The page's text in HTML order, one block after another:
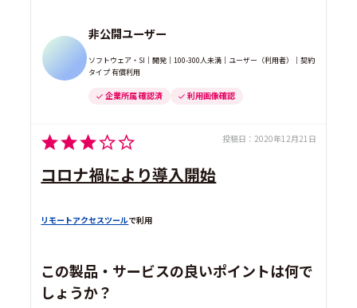
非公開ユーザー
ソフトウェア・SI｜開発｜100-300人未満｜ユーザー（利用者）｜契約
タイプ 有償利用
企業所属 確認済 利用画像確認
投稿日： 2020年12月21日
コロナ禍により導入開始
リモートアクセスツールで利用
この製品・サービスの良いポイントは何で
しょうか？